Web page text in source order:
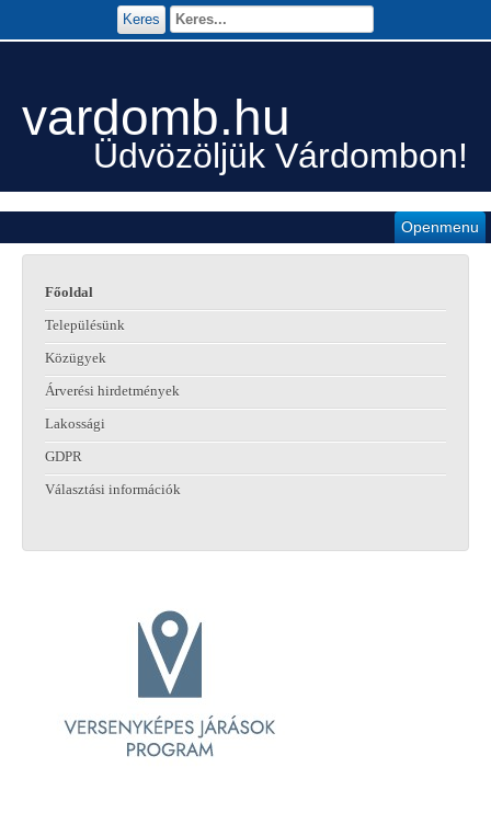
vardomb.hu
Üdvözöljük Várdombon!
Openmenu
Keres
Főoldal
Településünk
Közügyek
Árverési hirdetmények
Lakossági
GDPR
Választási információk